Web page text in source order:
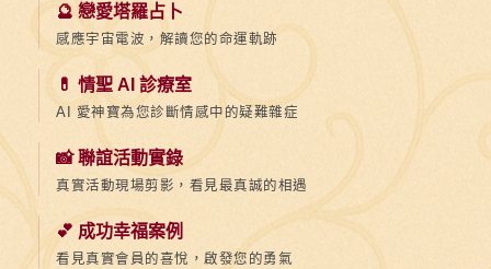
🔮 戀愛塔羅占卜
感應宇宙電波，解讀您的命運軌跡
💊 情聖 AI 診療室
AI 愛神寶為您診斷情感中的疑難雜症
📸 聯誼活動實錄
真實活動現場剪影，看見最真誠的相遇
💕 成功幸福案例
看見真實會員的喜悅，啟發您的勇氣